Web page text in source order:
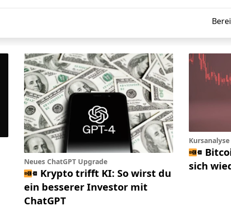
Neues ChatGPT Upgrade
Krypto trifft KI: So wirst du
ein besserer Investor mit
ChatGPT
Kursanalyse
sich